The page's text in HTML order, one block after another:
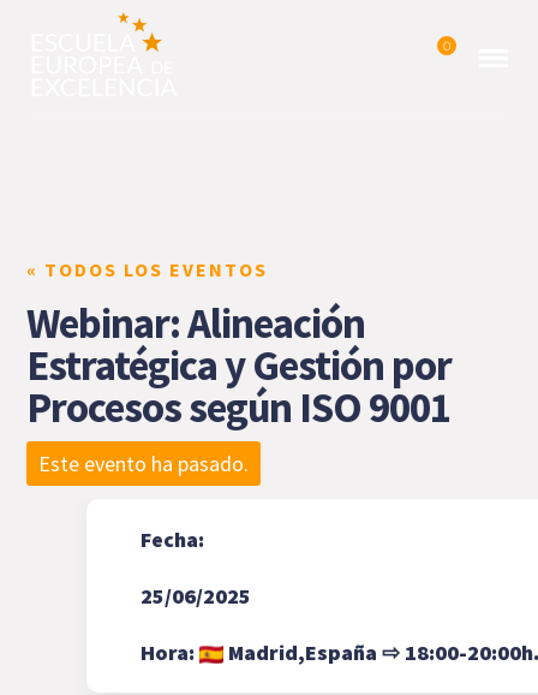
0
« TODOS LOS EVENTOS
Webinar: Alineación
Estratégica y Gestión por
Procesos según ISO 9001
Este evento ha pasado.
Fecha:
25/06/2025
Hora: Madrid,España ⇨ 18:00-20:00h.